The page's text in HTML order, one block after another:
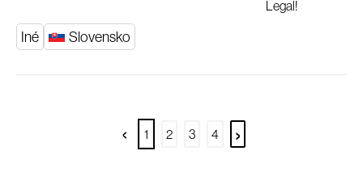
Iné Slovensko
‹ 1 2 3 4 ›